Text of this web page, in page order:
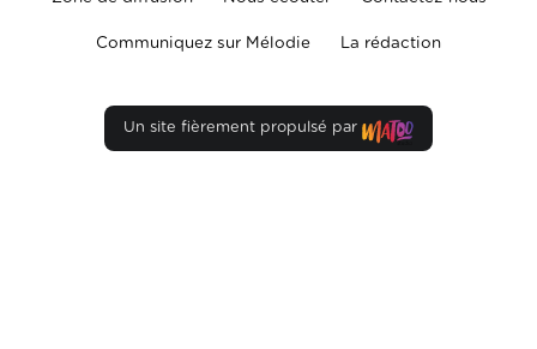
Communiquez sur Mélodie La rédaction
Un site fièrement propulsé par